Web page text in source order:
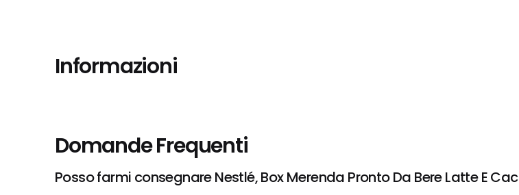
Informazioni
Domande Frequenti
Posso farmi consegnare Nestlé, Box Merenda Pronto Da Bere Latte E